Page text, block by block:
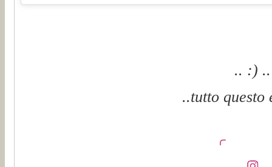
.. :) ..
..tutto questo